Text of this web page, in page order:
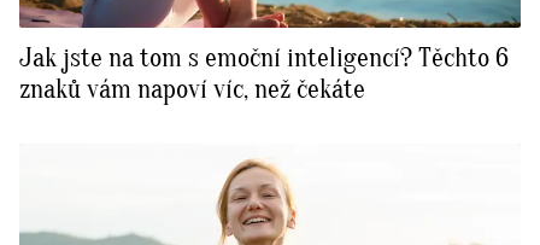
Jak jste na tom s emoční inteligencí? Těchto 6
znaků vám napoví víc, než čekáte